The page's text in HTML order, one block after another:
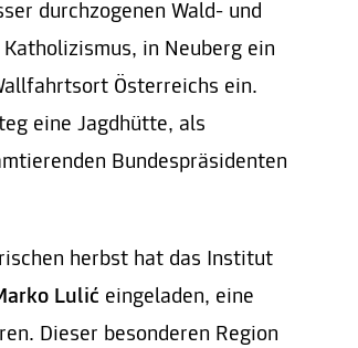
durchzogenen Wald- und
in Neuberg ein
Österreichs ein.
eine Jagdhütte, als
Bundespräsidenten
herbst hat das Institut
Lulić eingeladen, eine
Dieser besonderen Region